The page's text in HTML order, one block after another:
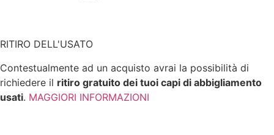
RITIRO DELL'USATO
Contestualmente ad un acquisto avrai la possibilità di
richiedere il ritiro gratuito dei tuoi capi di abbigliamento
usati. MAGGIORI INFORMAZIONI